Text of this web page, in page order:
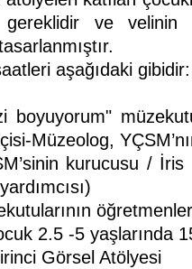
gereklidir ve velinin
aşağıdaki gibidir:
Müzeolog,
kurucusu /
2.5 -5 yaşlarında
Görsel Atölyesi